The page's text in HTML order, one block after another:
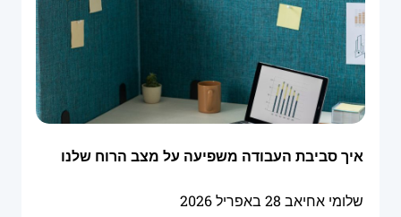
איך סביבת העבודה משפיעה על מצב הרוח שלנו
שלומי אחיאב 28 באפריל 2026